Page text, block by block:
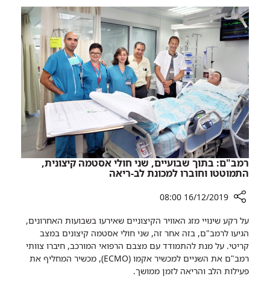
בעולם
למזכיר
האיגוד
הנוירוכירורגי
הגדול
בעולם
רמב"ם: בתוך שבועיים, שני חולי אסטמה קיצונית,
התמוטטו וחוברו למכונת לב-ריאה
שיתוף
רמב"ם:
בתוך
שבועיים,
שני
16/12/2019 08:00
על רקע שינויי מזג האוויר הקיצוניים שאירעו בשבועות האחרונים,
הגיעו לרמב"ם, בזה אחר זה, שני חולי אסטמה קיצונים במצב
קריטי. על מנת להתמודד עם מצבם הרפואי המורכב, חיברו צוותי
רמב"ם את השניים למכשיר אקמו (ECMO), מכשיר המחליף את
פעילות הלב והריאה לזמן ממושך.